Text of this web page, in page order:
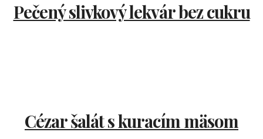
Pečený slivkový lekvár bez cukru
Cézar šalát s kuracím mäsom